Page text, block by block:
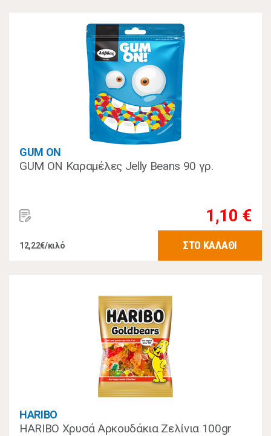
GUM ON
GUM ON Καραμέλες Jelly Beans 90 γρ.
1,10 €
12,22€/κιλό ΣΤΟ ΚΑΛΑΘΙ
HARIBO
HARIBO Χρυσά Αρκουδάκια Ζελίνια 100gr